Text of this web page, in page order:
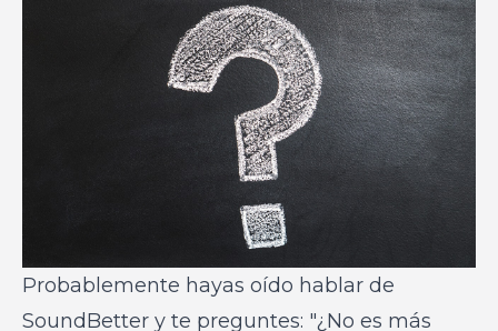
Probablemente hayas oído hablar de
SoundBetter y te preguntes: "¿No es más